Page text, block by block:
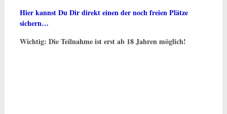
Hier kannst Du Dir direkt einen der noch freien Plätze
sichern…
Wichtig: Die Teilnahme ist erst ab 18 Jahren möglich!